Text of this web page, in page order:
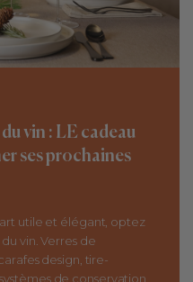
vin : LE cadeau
ses prochaines
utile et élégant, optez
vin. Verres de
design, tire-
de conservation